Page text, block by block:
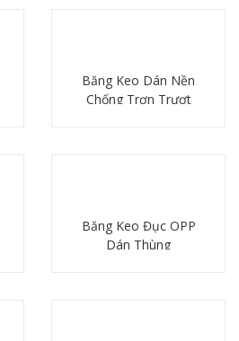
Băng Keo Dán Nền
Chống Trơn Trượt
Băng Keo Đục OPP
Dán Thùng